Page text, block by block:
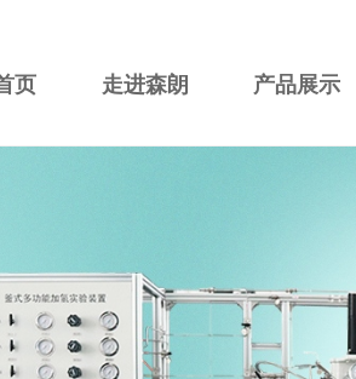
页 走进森朗 产品展示